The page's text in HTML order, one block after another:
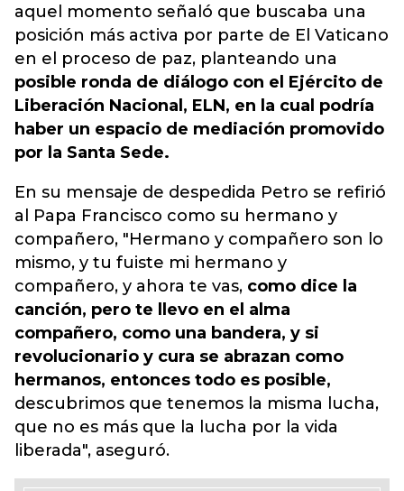
aquel momento señaló que buscaba una
posición más activa por parte de El Vaticano
en el proceso de paz, planteando una
posible ronda de diálogo con el Ejército de
Liberación Nacional, ELN, en la cual podría
haber un espacio de mediación promovido
por la Santa Sede.
En su mensaje de despedida Petro se refirió
al Papa Francisco como su hermano y
compañero, "Hermano y compañero son lo
mismo, y tu fuiste mi hermano y
compañero, y ahora te vas, como dice la
canción, pero te llevo en el alma
compañero, como una bandera, y si
revolucionario y cura se abrazan como
hermanos, entonces todo es posible,
descubrimos que tenemos la misma lucha,
que no es más que la lucha por la vida
liberada", aseguró.